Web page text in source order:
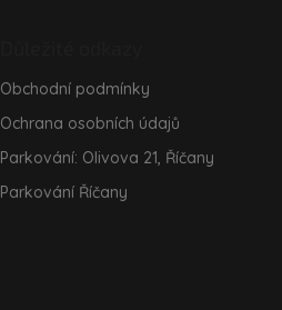
Obchodní podmínky
Ochrana osobních údajů
Parkování: Olivova 21, Říčany
Parkování Říčany